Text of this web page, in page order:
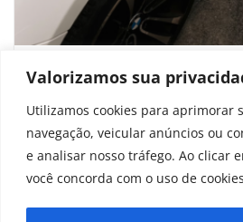
Valorizamos sua
Utilizamos cookies para aprimorar
navegação, veicular anúncios ou
e analisar nosso tráfego. Ao clicar
você concorda com o uso de
Brasileiro gosta ou não
novembro 19, 2025